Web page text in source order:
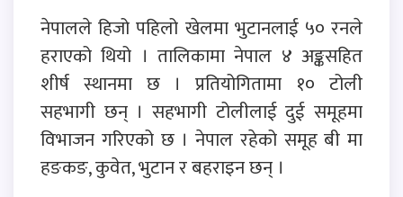
नेपालले हिजो पहिलो खेलमा भुटानलाई ५० रनले
हराएको थियो । तालिकामा नेपाल ४ अङ्कसहित
शीर्ष स्थानमा छ । प्रतियोगितामा १० टोली
सहभागी छन् । सहभागी टोलीलाई दुई समूहमा
विभाजन गरिएको छ । नेपाल रहेको समूह बी मा
हङकङ, कुवेत, भुटान र बहराइन छन् ।